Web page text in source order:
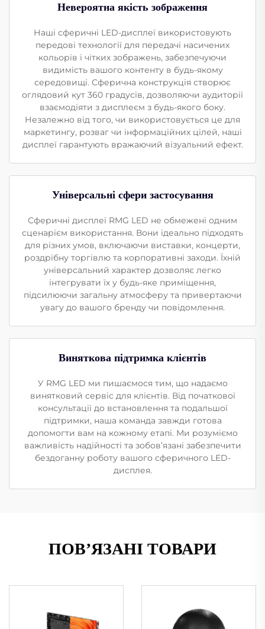
Невероятна якість зображення
Наші сферичні LED-дисплеї використовують
передові технології для передачі насичених
кольорів і чітких зображень, забезпечуючи
видимість вашого контенту в будь-якому
середовищі. Сферична конструкція створює
оглядовий кут 360 градусів, дозволяючи аудиторії
взаємодіяти з дисплеєм з будь-якого боку.
Незалежно від того, чи використовується це для
маркетингу, розваг чи інформаційних цілей, наші
дисплеї гарантують вражаючий візуальний ефект.
Універсальні сфери застосування
Сферичні дисплеї RMG LED не обмежені одним
сценарієм використання. Вони ідеально підходять
для різних умов, включаючи виставки, концерти,
роздрібну торгівлю та корпоративні заходи. Їхній
універсальний характер дозволяє легко
інтегрувати їх у будь-яке приміщення,
підсилюючи загальну атмосферу та привертаючи
увагу до вашого бренду чи повідомлення.
Виняткова підтримка клієнтів
У RMG LED ми пишаємося тим, що надаємо
винятковий сервіс для клієнтів. Від початкової
консультації до встановлення та подальшої
підтримки, наша команда завжди готова
допомогти вам на кожному етапі. Ми розуміємо
важливість надійності та зобов’язані забезпечити
бездоганну роботу вашого сферичного LED-
дисплея.
ПОВ’ЯЗАНІ ТОВАРИ